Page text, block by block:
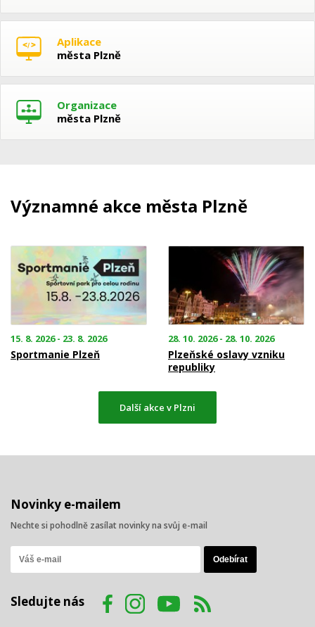
Aplikace
města Plzně
Organizace
města Plzně
Významné akce města Plzně
15. 8. 2026 - 23. 8. 2026
Sportmanie Plzeň
28. 10. 2026 - 28. 10. 2026
Plzeňské oslavy vzniku
republiky
Další akce v Plzni
Novinky e-mailem
Nechte si pohodlně zasílat novinky na svůj e-mail
Sledujte nás